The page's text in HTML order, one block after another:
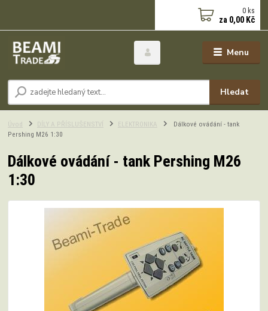
Menu
Hledat
0 ks
za 0,00 Kč
Úvod DÍLY A PŘÍSLUŠENSTVÍ ELEKTRONIKA
Dálkové ovádání - tank
Pershing M26 1:30
Dálkové ovádání - tank Pershing M26
1:30